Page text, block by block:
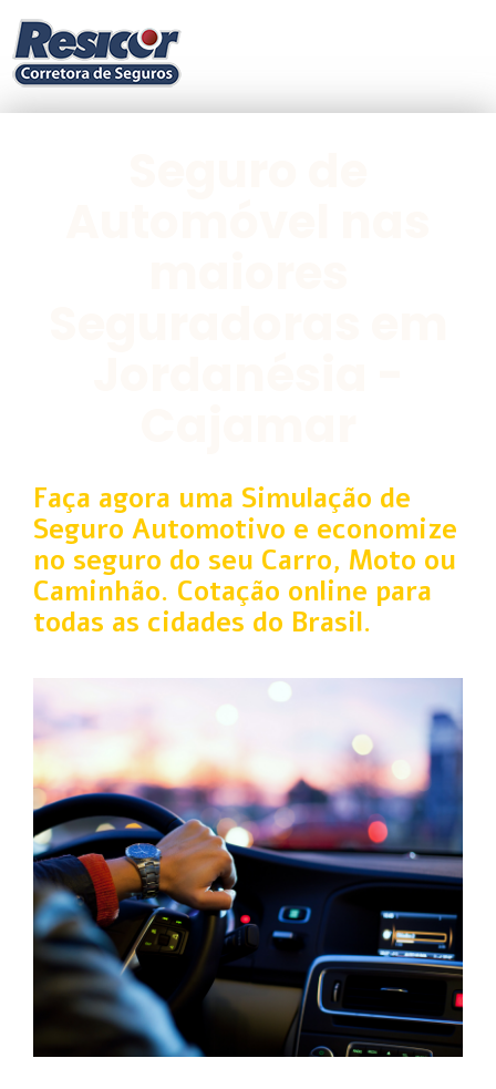
Faça agora uma Simulação de
Seguro Automotivo e economize
no seguro do seu Carro, Moto ou
Caminhão. Cotação online para
todas as cidades do Brasil.